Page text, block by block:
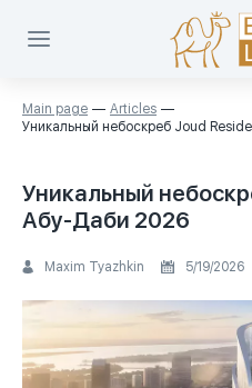
Main page
Articles
Уникальный небоскреб Joud
Уникальный
Абу-Даби 2026
Maxim Tyazhkin 5/19/2026